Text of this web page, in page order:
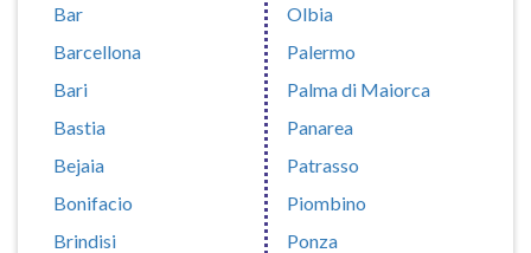
Bar
Barcellona
Bari
Bastia
Bejaia
Bonifacio
Brindisi
Olbia
Palermo
Palma di Maiorca
Panarea
Patrasso
Piombino
Ponza